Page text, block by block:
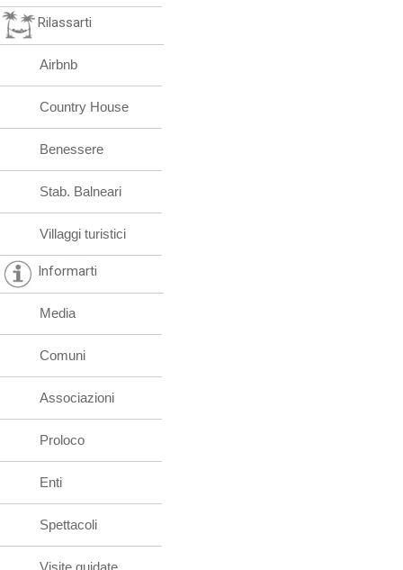
Rilassarti
Airbnb
Country House
Benessere
Stab. Balneari
Villaggi turistici
Informarti
Media
Comuni
Associazioni
Proloco
Enti
Spettacoli
Visite guidate